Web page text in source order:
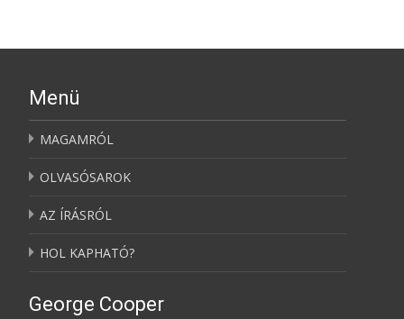
Menü
MAGAMRÓL
OLVASÓSAROK
AZ ÍRÁSRÓL
HOL KAPHATÓ?
George Cooper